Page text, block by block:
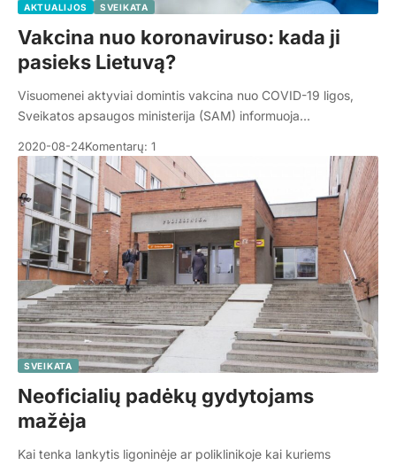
AKTUALIJOS SVEIKATA
Vakcina nuo koronaviruso: kada ji
pasieks Lietuvą?
Visuomenei aktyviai domintis vakcina nuo COVID-19 ligos,
Sveikatos apsaugos ministerija (SAM) informuoja…
2020-08-24Komentarų: 1
SVEIKATA
Neoficialių padėkų gydytojams
mažėja
Kai tenka lankytis ligoninėje ar poliklinikoje kai kuriems